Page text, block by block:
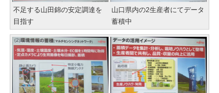
不足する山田錦の安定調達を
目指す
山口県内の2生産者にてデータ
蓄積中